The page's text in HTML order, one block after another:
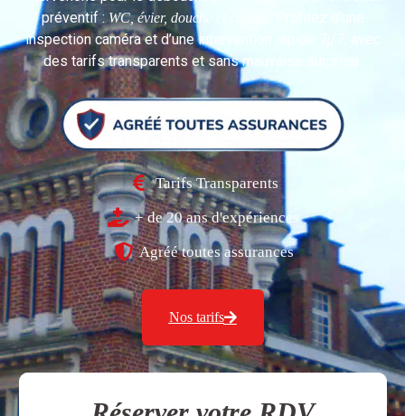
préventif :WC, évier, douche et curage
inspection caméra et d’une intervention rapide 7j/7, avec
des tarifs transparents et sans mauvaise surprise.
Tarifs Transparents
+ de 20 ans d'expériences
Agréé toutes assurances
Nos tarifs